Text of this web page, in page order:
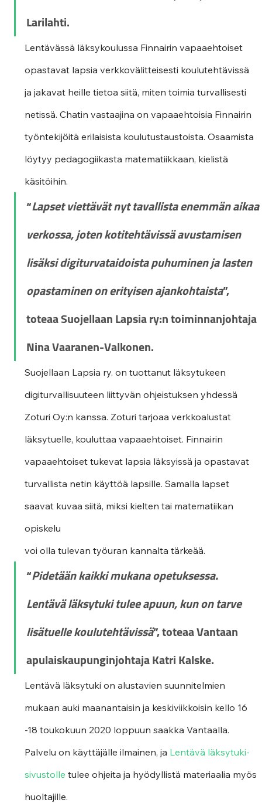
Larilahti.
Lentävässä läksykoulussa Finnairin vapaaehtoiset
opastavat lapsia verkkovälitteisesti koulutehtävissä
ja jakavat heille tietoa siitä, miten toimia turvallisesti
netissä. Chatin vastaajina on vapaaehtoisia Finnairin
työntekijöitä erilaisista koulutustaustoista. Osaamista
löytyy pedagogiikasta matematiikkaan, kielistä
käsitöihin.
“Lapset viettävät nyt tavallista enemmän aikaa
verkossa, joten kotitehtävissä avustamisen
lisäksi digiturvataidoista puhuminen ja lasten
opastaminen on erityisen ajankohtaista”,
toteaa Suojellaan Lapsia ry:n toiminnanjohtaja
Nina Vaaranen-Valkonen.
Suojellaan Lapsia ry. on tuottanut läksytukeen
digiturvallisuuteen liittyvän ohjeistuksen yhdessä
Zoturi Oy:n kanssa. Zoturi tarjoaa verkkoalustat
läksytuelle, kouluttaa vapaaehtoiset. Finnairin
vapaaehtoiset tukevat lapsia läksyissä ja opastavat
turvallista netin käyttöä lapsille. Samalla lapset
saavat kuvaa siitä, miksi kielten tai matematiikan
opiskelu
voi olla tulevan työuran kannalta tärkeää.
“Pidetään kaikki mukana opetuksessa.
Lentävä läksytuki tulee apuun, kun on tarve
lisätuelle koulutehtävissä”, toteaa Vantaan
apulaiskaupunginjohtaja Katri Kalske.
Lentävä läksytuki on alustavien suunnitelmien
mukaan auki maanantaisin ja keskiviikkoisin kello 16
-18 toukokuun 2020 loppuun saakka Vantaalla.
Palvelu on käyttäjälle ilmainen, ja Lentävä läksytuki-
sivustolle tulee ohjeita ja hyödyllistä materiaalia myös
huoltajille.